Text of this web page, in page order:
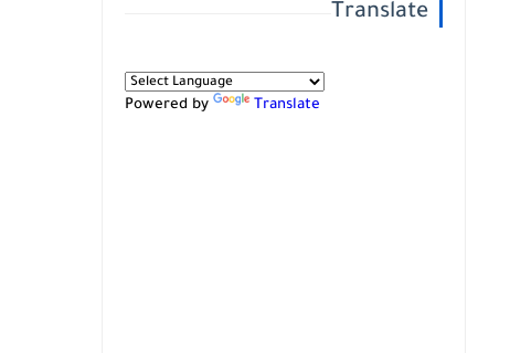
Translate
Powered by Translate